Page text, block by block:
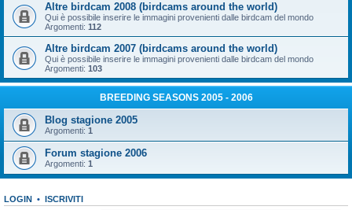
Altre birdcam 2008 (birdcams around the world)
Qui è possibile inserire le immagini provenienti dalle birdcam del mondo
Argomenti: 112
Altre birdcam 2007 (birdcams around the world)
Qui è possibile inserire le immagini provenienti dalle birdcam del mondo
Argomenti: 103
BREEDING SEASONS 2005 - 2006
Blog stagione 2005
Argomenti: 1
Forum stagione 2006
Argomenti: 1
LOGIN • ISCRIVITI